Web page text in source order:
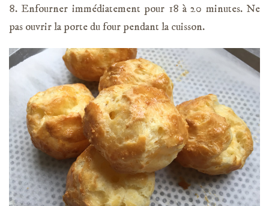
8. Enfourner immédiatement pour 18 à 20 minutes. Ne
pas ouvrir la porte du four pendant la cuisson.